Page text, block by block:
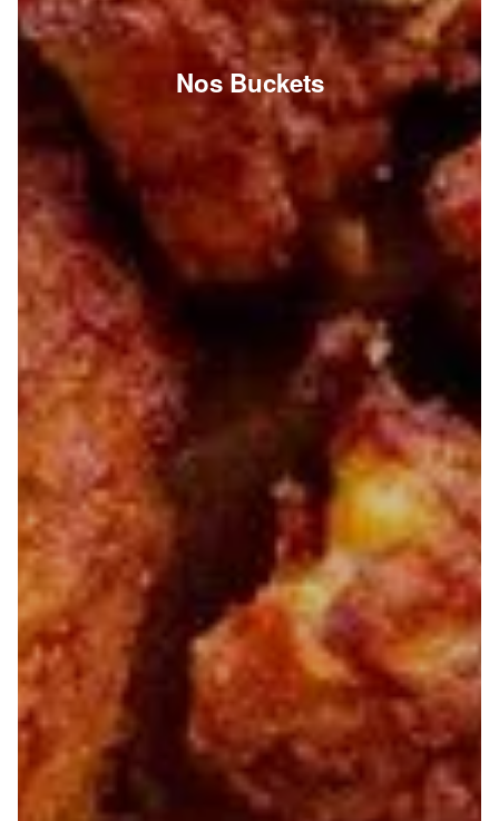
Nos Buckets